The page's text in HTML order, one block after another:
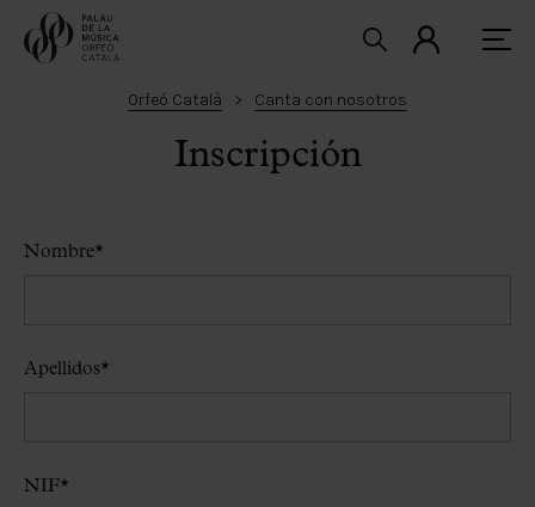
Orfeó Català Canta con nosotros
Inscripción
Nombre*
Apellidos*
NIF*